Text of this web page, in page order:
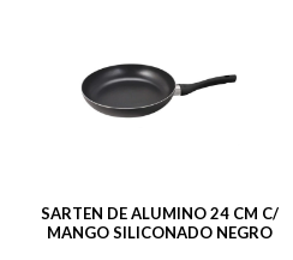
SARTEN DE ALUMINO 24 CM C/
MANGO SILICONADO NEGRO